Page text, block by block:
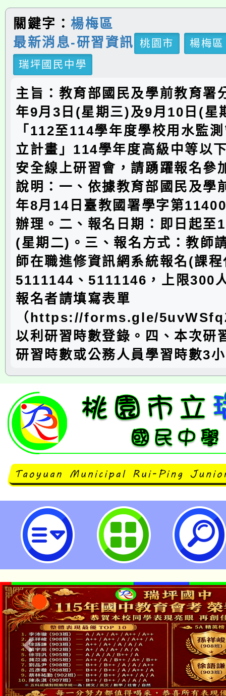
關鍵字： 楊梅區
最新消息-研習資訊
桃園市
楊梅區
瑞坪國民中學
主旨：教育部國民及學前教育署
年9月3日(星期三)及9月10日(星
「112至114學年度學校用水監
立計畫」114學年度高級中等以
安全線上研習會，請踴躍報名參
說明：一、依據教育部國民及學
年8月14日臺教國署學字第
辦理。二、報名日期：即日起至
(星期二)。三、報名方式：教師
師在職進修資訊網系統報名(課
5111144、5111146，上限300
報名者請填寫表單
（https://forms.gle/
以利研習時數登錄。四、本次研
研習時數或公務人員學習時數3
「112至114學年度學校用水監測
畫」114學年度高級中等以下學校
研習會-桃園市立瑞坪國民中學
「本色祭」8/29、30在